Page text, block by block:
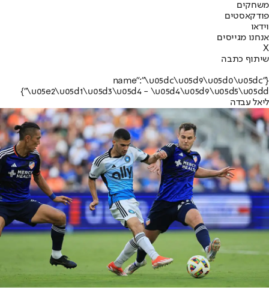
משחקים
פודקאסטים
וידאו
אנחנו מגייסים
X
שיתוף כתבה
{"name":"\u05dc\u05d9\u05d0\u05dc
\u05e2\u05d1\u05d3\u05d4 - \u05d4\u05d9\u05d5\u05dd"}
ליאל עבדה